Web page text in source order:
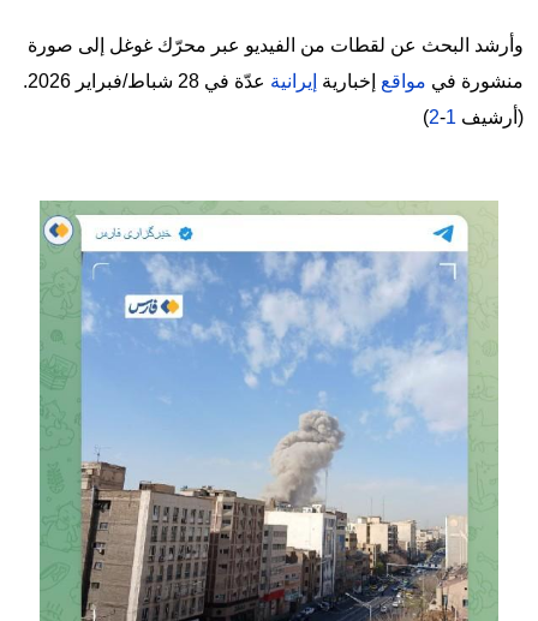
وأرشد البحث عن لقطات من الفيديو عبر محرّك غوغل إلى صورة
منشورة في مواقع إخبارية إيرانية
عدّة في 28 شباط/فبراير 2026.
(أرشيف 1
-
2
)